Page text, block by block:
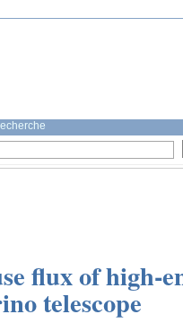
flux of high-
telescope